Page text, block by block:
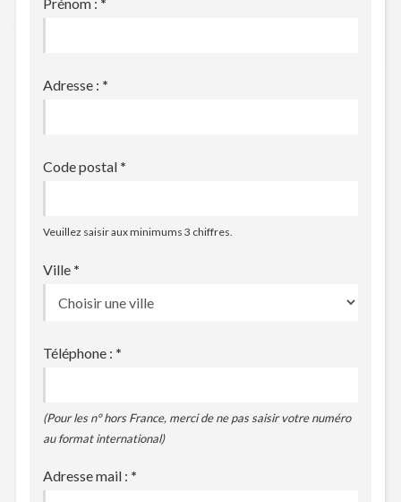
Adresse : *
Code postal *
Veuillez saisir aux minimums 3 chiffres.
Ville *
Téléphone : *
(Pour les n° hors France, merci de ne pas saisir votre numéro
au format international)
Adresse mail : *